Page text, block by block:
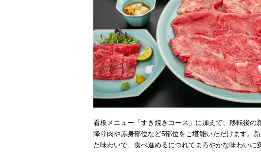
看板メニュー「すき焼きコース」に加えて、移転後
降り肉や赤身部位など5部位をご堪能いただけます。
た味わいで、食べ進めるにつれてまろやかな味わいに